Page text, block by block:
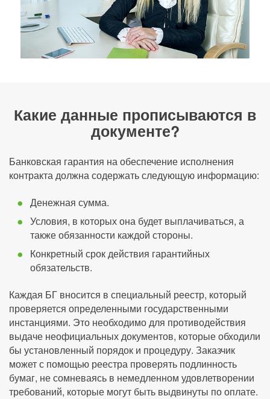
Какие данные прописываются в
документе?
Банковская гарантия на обеспечение исполнения
контракта должна содержать следующую информацию:
Денежная сумма.
Условия, в которых она будет выплачиваться, а
также обязанности каждой стороны.
Конкретный срок действия гарантийных
обязательств.
Каждая БГ вносится в специальный реестр, который
проверяется определенными государственными
инстанциями. Это необходимо для противодействия
выдаче неофициальных документов, которые обходили
бы установленный порядок и процедуру. Заказчик
может с помощью реестра проверять подлинность
бумаг, не сомневаясь в немедленном удовлетворении
требований, которые могут быть выдвинуты по оплате.